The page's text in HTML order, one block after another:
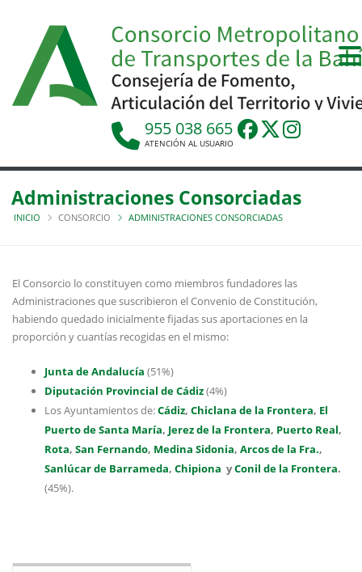
955 038 665
ATENCIÓN AL USUARIO
Administraciones Consorciadas
INICIO CONSORCIO ADMINISTRACIONES CONSORCIADAS
El Consorcio lo constituyen como miembros fundadores las
Administraciones que suscribieron el Convenio de Constitución,
habiendo quedado inicialmente fijadas sus aportaciones en la
proporción y cuantías recogidas en el mismo:
Junta de Andalucía (51%)
Diputación Provincial de Cádiz(4%)
Los Ayuntamientos de:Cádiz, Chiclana de la Frontera, El
Puerto de Santa María, Jerez de la Frontera, Puerto Real,
Rota, San Fernando, Medina Sidonia, Arcos de la Fra.,
Sanlúcar de Barrameda, Chipiona yConil de la Frontera.
(45%).